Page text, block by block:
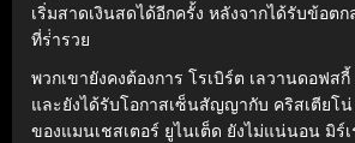
เริ่มสาดเงินสดได้อีกครั้ง หลังจากได้รับข้อต
ที่ร่ํารวย
พวกเขายังคงต้องการ โรเบิร์ต เลวานดอฟส
และยังได้รับโอกาสเซ็นสัญญากับ คริสเตียโ
ของแมนเชสเตอร์ ยูไนเต็ด ยังไม่แน่นอน มิร์